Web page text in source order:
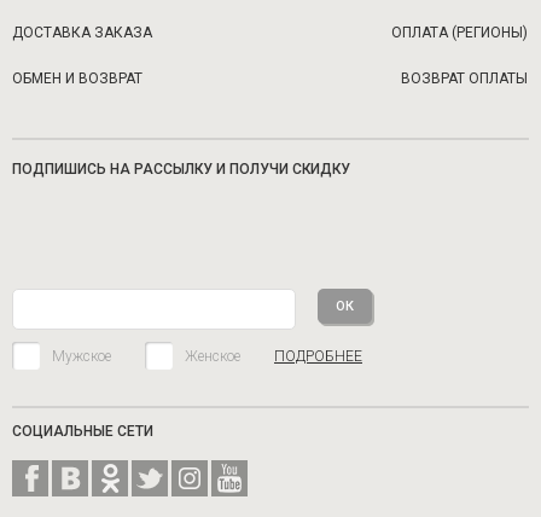
ДОСТАВКА ЗАКАЗА ОПЛАТА (РЕГИОНЫ)
ОБМЕН И ВОЗВРАТ ВОЗВРАТ ОПЛАТЫ
ПОДПИШИСЬ НА РАССЫЛКУ И ПОЛУЧИ СКИДКУ
Мужское Женское ПОДРОБНЕЕ
СОЦИАЛЬНЫЕ СЕТИ